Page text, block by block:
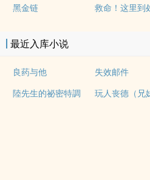
黑金链
最近入库小说
良药与他 失效邮件
陸先生的祕密特調